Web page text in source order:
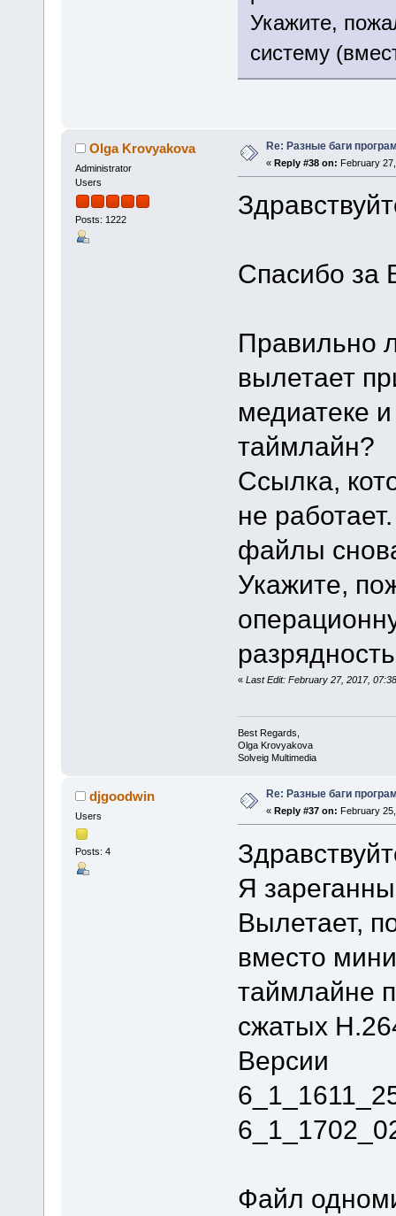
Укажите,
систему
Olga Krovyakova
Administrator
Users
Posts: 1222
Re: Разные баги
« Reply #38 on: February
Спасибо за
Правильно
вылетает
медиатеке
таймлайн?
Ссылка,
не
файлы
Укажите,
« Last Edit: February 27, 2017,
Best Regards,
Olga Krovyakova
Solveig Multimedia
djgoodwin
Users
Posts: 4
Re: Разные баги
« Reply #37 on: February
Я
Вылетает,
вместо
таймлайне
сжатых
Версии
Файл